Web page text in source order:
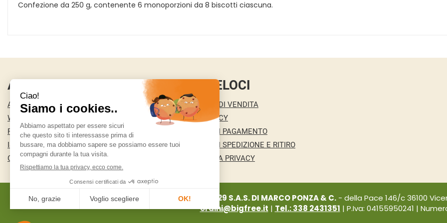
Confezione da 250 g, contenente 6 monoporzioni da 8 biscotti ciascuna.
AREA UTENTE
ACCEDI
WISHLIST
REGISTRATI
ISCRIZIONE ALLA NEWSLETTER
CONTATTI
LINK VELOCI
CONDIZIONI DI VENDITA
COOKIE POLICY
MODALITÀ DI PAGAMENTO
MODALITÀ DI SPEDIZIONE E RITIRO
INFORMATIVA PRIVACY
MA.RI 29 S.A.S. DI MARCO PONZA & C. - della Pace 146/c 36100
ordini@bigfree.it | Tel.: 338 2431351 | P.Iva: 04155950241 |